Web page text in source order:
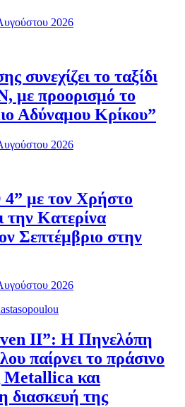
2026
συνεχίζει το ταξίδι
με προορισμό το
Αδύναμου Κρίκου”
2026
με τον Χρήστο
την Κατερίνα
Σεπτέμβριο στην
2026
II”: Η Πηνελόπη
παίρνει το πράσινο
Metallica και
διασκευή της